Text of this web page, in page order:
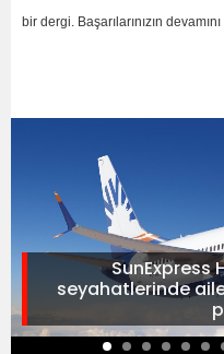
bir dergi. Başarılarınızın
SunExpress
seyahatlerinde